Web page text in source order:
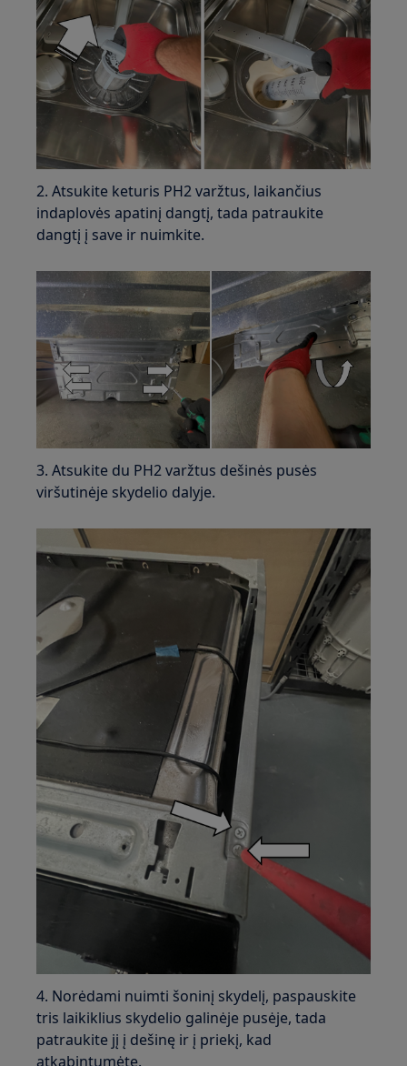
2. Atsukite keturis PH2 varžtus, laikančius
indaplovės apatinį dangtį, tada patraukite
dangtį į save ir nuimkite.
3. Atsukite du PH2 varžtus dešinės pusės
viršutinėje skydelio dalyje.
4. Norėdami nuimti šoninį skydelį, paspauskite
tris laikiklius skydelio galinėje pusėje, tada
patraukite jį į dešinę ir į priekį, kad
atkabintumėte.